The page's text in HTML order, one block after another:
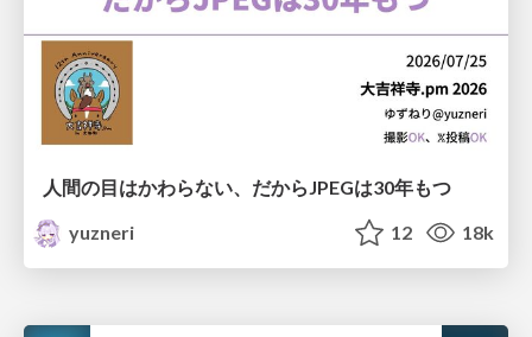
人間の目はかわらない、だからJPEGは30年もつ
yuzneri
12 18k